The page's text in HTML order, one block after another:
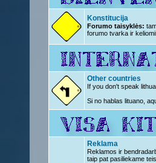
Konstitucija
Forumo taisyklės:
forumo tvarka ir
Other countries
If you don't speak
Si no hablas lituano,
Reklama
Reklamos ir
taip pat pasiliekame